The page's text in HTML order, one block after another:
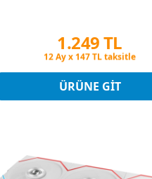
1.249 TL
Peşin Fiyatına 3 Taksit
Peşin Fiyatına 3 Taksit
ÜRÜNE GIT